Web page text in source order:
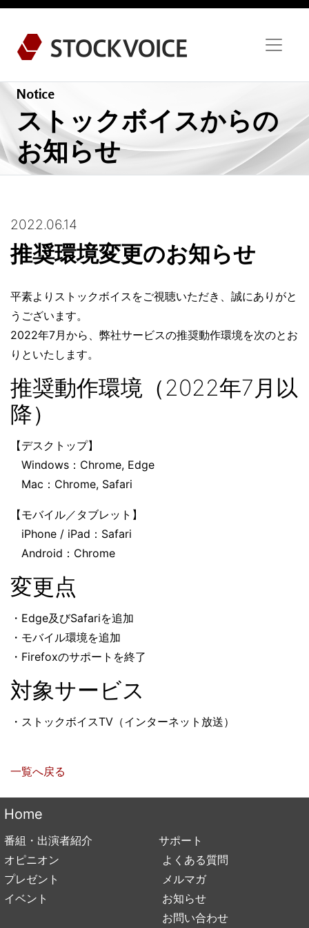
Notice
ストックボイスからの
お知らせ
2022.06.14
推奨環境変更のお知らせ
平素よりストックボイスをご視聴いただき、誠にありがと
うございます。
2022年7月から、弊社サービスの推奨動作環境を次のとお
りといたします。
推奨動作環境（2022年7月以
降）
【デスクトップ】
Windows：Chrome, Edge
Mac：Chrome, Safari
【モバイル／タブレット】
iPhone / iPad：Safari
Android：Chrome
変更点
・Edge及びSafariを追加
・モバイル環境を追加
・Firefoxのサポートを終了
対象サービス
・ストックボイスTV（インターネット放送）
一覧へ戻る
Home
番組・出演者紹介
オピニオン
プレゼント
イベント
サポート
よくある質問
メルマガ
お知らせ
お問い合わせ